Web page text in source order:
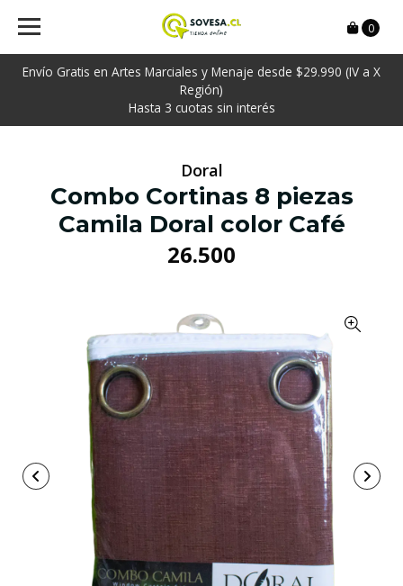
Envío Gratis en Artes Marciales y Menaje desde $29.990 (IV a X
Región)
Hasta 3 cuotas sin interés
0
Doral
Combo Cortinas 8 piezas
Camila Doral color Café
26.500